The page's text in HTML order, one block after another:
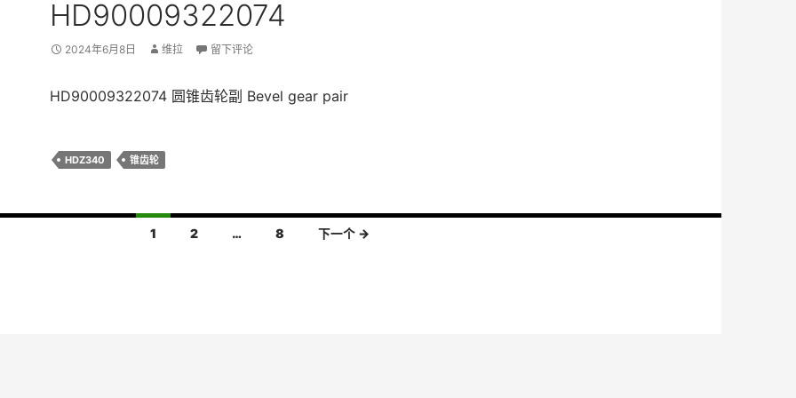
HD90009322074
2024年6月8日 维拉 留下评论
HD90009322074 圆锥齿轮副 Bevel gear pair
HDZ340 锥齿轮
1 2 … 8 下一个 →